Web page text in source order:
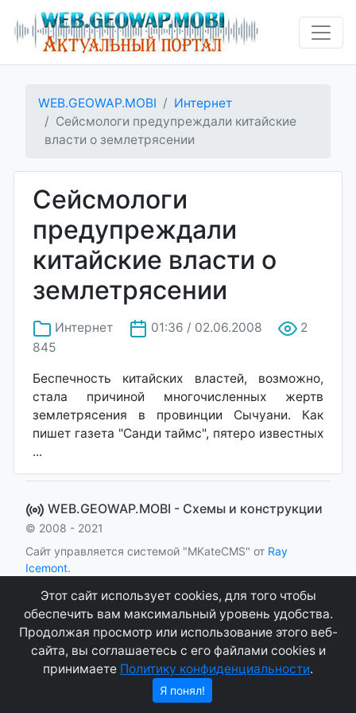
WEB.GEOWAP.MOBI
Интернет
Сейсмологи предупреждали китайские
власти о землетрясении
Сейсмологи
предупреждали
китайские власти о
землетрясении
Интернет 01:36 / 02.06.2008
2
845
Беспечность китайских властей, возможно,
стала причиной многочисленных жертв
землетрясения в провинции Сычуани. Как
пишет газета "Санди таймс", пятеро известных
...
WEB.GEOWAP.MOBI - Cхемы и конструкции
© 2008 - 2021
Сайт управляется системой "MKateCMS" от Ray
Icemont.
Соглашение Конфиденциальность
О сайте Контакты
Этот сайт использует cookies, для того чтобы
обеспечить вам максимальный уровень удобства.
Продолжая просмотр или использование этого веб-
сайта, вы соглашаетесь с его файлами cookies и
принимаете Политику конфиденциальности.
Я понял!